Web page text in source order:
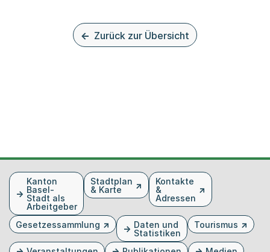
Zurück zur Übersicht
FusszeileKanton
Basel-
Stadt als
Arbeitgeber
Stadtplan
& Karte
Kontakte
&
Adressen
Gesetzessammlung
Daten und
Statistiken
Tourismus